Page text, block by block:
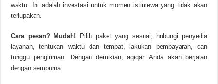
waktu. Ini adalah investasi untuk momen istimewa yang tidak akan
terlupakan.
Cara pesan? Mudah! Pilih paket yang sesuai, hubungi penyedia
layanan, tentukan waktu dan tempat, lakukan pembayaran, dan
tunggu pengiriman. Dengan demikian, aqiqah Anda akan berjalan
dengan sempurna.